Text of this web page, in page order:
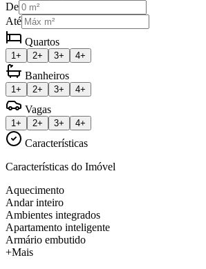
De
Até
Quartos
1+ 2+ 3+ 4+
Banheiros
1+ 2+ 3+ 4+
Vagas
1+ 2+ 3+ 4+
Características
Características do Imóvel
Aquecimento
Andar inteiro
Ambientes integrados
Apartamento inteligente
Armário embutido
+Mais